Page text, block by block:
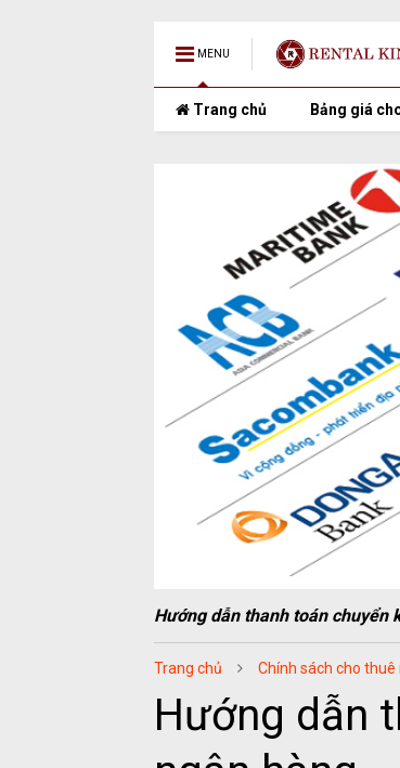
MENU
Trang chủ Bảng giá
Hướng dẫn thanh toán chuyển
Trang chủ Chính sách cho thuê
Hướng dẫn